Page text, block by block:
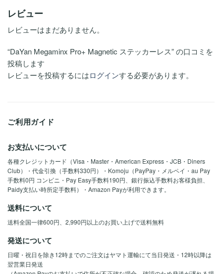
レビュー
レビューはまだありません。
“DaYan Megaminx Pro+ Magnetic ステッカーレス” の口コミを
投稿します
レビューを投稿するにはログインする必要があります。
ご利用ガイド
お支払いについて
各種クレジットカード（Visa・Master・American Express・JCB・Diners
Club）・代金引換（手数料330円）・Komoju（PayPay・メルペイ・au Pay
手数料0円 コンビニ・Pay Easy手数料190円、銀行振込手数料お客様負担、
Paidy支払い時所定手数料）・Amazon Payが利用できます。
送料について
送料全国一律600円、2,990円以上のお買い上げで送料無料
発送について
日曜・祝日を除き12時までのご注文はヤマト運輸にて当日発送・12時以降は
翌営業日発送